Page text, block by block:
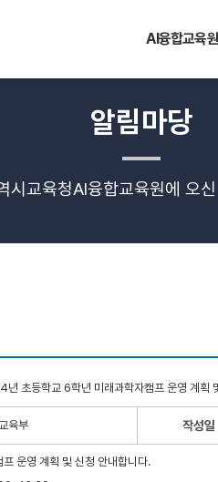
AI융합교육
알림마당
시교육청AI융합교육원에 오
초등학교 6학년 미래과학자캠프 운영 계획
육부 작성일
운영 계획 및 신청 안내합니다.